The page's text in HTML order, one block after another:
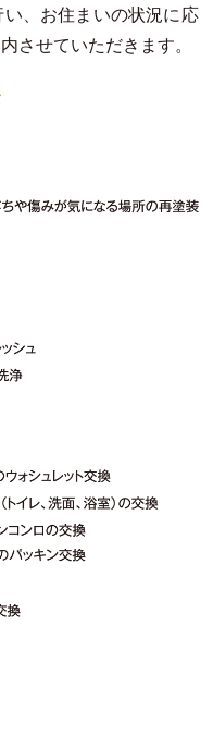
、お住まいの状況に応
させていただきます。